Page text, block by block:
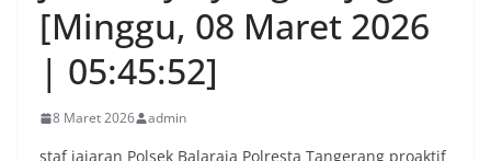
[Minggu, 08 Maret 2026
| 05:45:52]
8 Maret 2026 admin
staf jajaran Polsek Balaraja Polresta Tangerang proaktif